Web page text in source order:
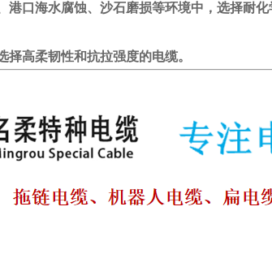
港口海水腐蚀、沙石磨损等环境中，选择耐化
韧性和抗拉强度的电缆。